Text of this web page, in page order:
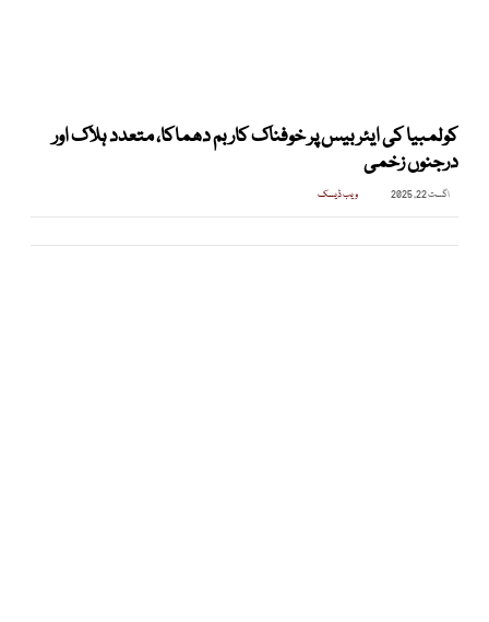
کولمبیا کی ایئربیس پر خوفناک کار بم دھماکا، متعدد ہلاک اور
درجنوں زخمی
اگست 22, 2025 ویب ڈیسک